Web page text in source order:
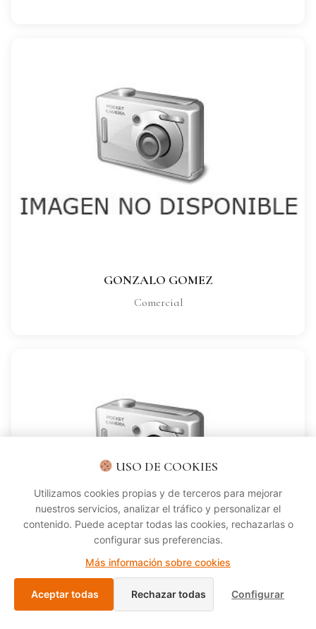
GONZALO GOMEZ
Comercial
GONZALO GOMEZ
CARGO:
ADELA BLÁZQUEZ
Comercial
Comercial
USO DE COOKIES
Utilizamos cookies propias y de terceros para mejorar
nuestros servicios, analizar el tráfico y personalizar el
contenido. Puede aceptar todas las cookies, rechazarlas o
configurar sus preferencias.
Más información sobre cookies
Aceptar todas Rechazar todas Configurar